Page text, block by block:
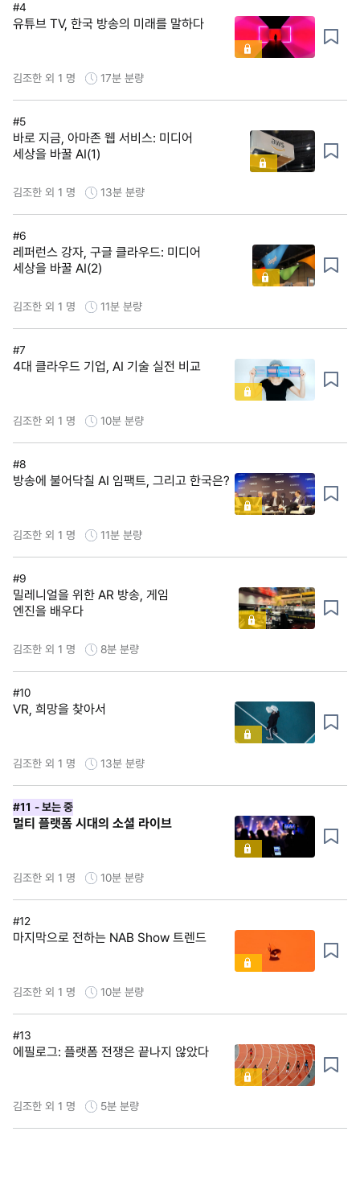
#4
유튜브 TV, 한국 방송의 미래를 말하다
김조한 외 1 명 17분 분량
#5
바로 지금, 아마존 웹 서비스: 미디어
세상을 바꿀 AI(1)
김조한 외 1 명 13분 분량
#6
레퍼런스 강자, 구글 클라우드: 미디어
세상을 바꿀 AI(2)
김조한 외 1 명 11분 분량
#7
4대 클라우드 기업, AI 기술 실전 비교
김조한 외 1 명 10분 분량
#8
방송에 불어닥칠 AI 임팩트, 그리고 한국은?
김조한 외 1 명 11분 분량
#9
밀레니얼을 위한 AR 방송, 게임
엔진을 배우다
김조한 외 1 명 8분 분량
#10
VR, 희망을 찾아서
김조한 외 1 명 13분 분량
#11 - 보는 중
멀티 플랫폼 시대의 소셜 라이브
김조한 외 1 명 10분 분량
#12
마지막으로 전하는 NAB Show 트렌드
김조한 외 1 명 10분 분량
#13
에필로그: 플랫폼 전쟁은 끝나지 않았다
김조한 외 1 명 5분 분량